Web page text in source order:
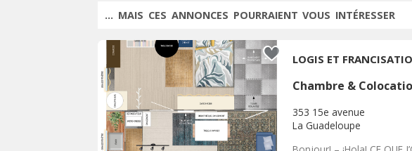
... MAIS CES ANNONCES POURRAIENT VOUS INTÉRESSER
LOGIS ET
Chambre &
353 15e avenue
La Guadeloupe